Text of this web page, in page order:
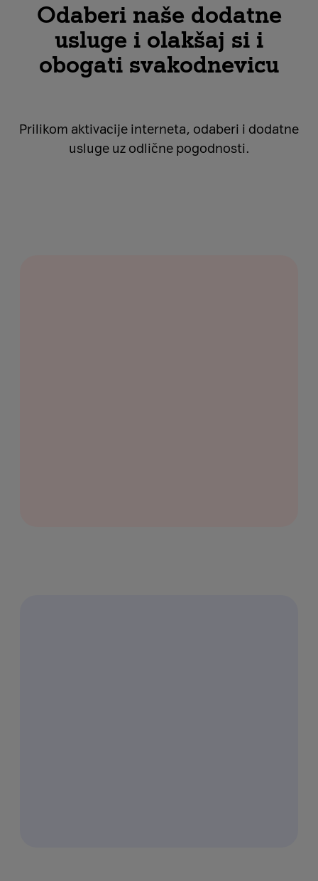
Odaberi naše dodatne
usluge i olakšaj si i
obogati svakodnevicu
Prilikom aktivacije interneta, odaberi i dodatne
usluge uz odlične pogodnosti.